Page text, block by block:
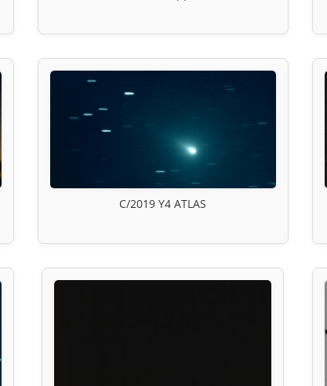
C/2019 Y4 ATLAS